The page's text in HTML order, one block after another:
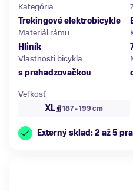
Kategória
Trekingové elektrobicykle
Materiál rámu
Hliník
Vlastnosti bicykla
s prehadzovačkou
Veľkosť
XL
187 - 199 cm
Externý sklad: 2 až 5